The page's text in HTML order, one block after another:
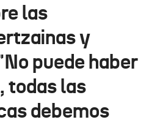
Eguraldia
las
y
puede haber
todas las
debemos